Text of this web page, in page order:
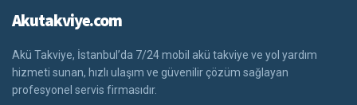
Akutakviye.com
Akü Takviye, İstanbul’da 7/24 mobil akü takviye ve yol yardım
hizmeti sunan, hızlı ulaşım ve güvenilir çözüm sağlayan
profesyonel servis firmasıdır.